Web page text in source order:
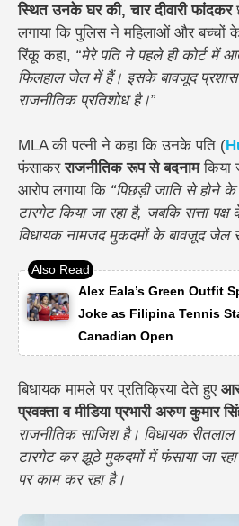
स्थित उनके घर की, चार दीवारी फांदकर
लगाया कि पुलिस ने महिलाओं और बच्चों के
रिंकू कहा, “मेरे पति ने पहले ही कोर्ट में
फिलहाल जेल में हैं। इसके बावजूद
राजनीतिक प्रतिशोध है।”
MLA की पत्नी ने कहा कि उनके पति (
फंसाकरराजनीतिक रूप से बदनामकिया
आरोप लगाया कि “पिछड़ी जाति से होने के
टारगेट किया जा रहा है, जबकि सत्ता
विधायक नामजद मुकदमों के बावजूद जेल
Alex Eala’s Green Outfit
Joke as Filipina Tennis
Canadian Open
बिधायक मामले पर प्रतिक्रिया देते हुए
प्रवक्ता व मीडिया प्रभारी अरुण कुमार
राजनीतिक साजिश है। विधायक
टारगेट कर झूठे मुकदमों में फंसाया जा
पर काम कर रहा है।